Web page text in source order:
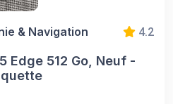
& Navigation 4.2
Edge 512 Go, Neuf -